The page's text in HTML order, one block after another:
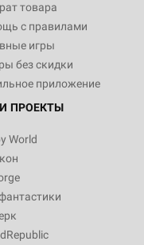
товара
с правилами
игры
без скидки
приложение
ПРОЕКТЫ
World